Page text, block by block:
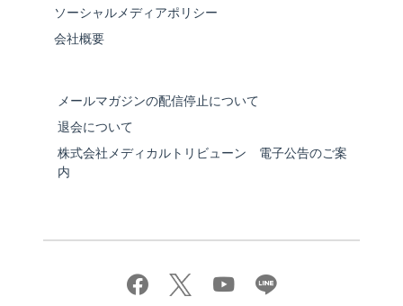
ソーシャルメディアポリシー
会社概要
メールマガジンの配信停止について
退会について
株式会社メディカルトリビューン 電子公告のご案
内